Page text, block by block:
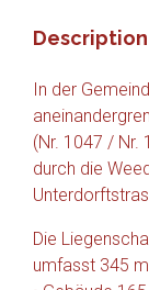
Description
In der
(Nr. 1047 / Nr.
durch die
Die
umfasst 345